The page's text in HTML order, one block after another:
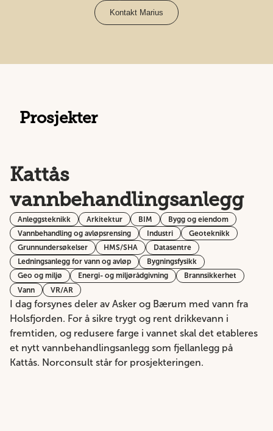
Kontakt Marius
Prosjekter
Kattås
vannbehandlingsanlegg
Anleggsteknikk Arkitektur BIM
Bygg og eiendom
Vannbehandling og avløpsrensing
Industri
Geoteknikk
Grunnundersøkelser
HMS/SHA
Datasentre
Ledningsanlegg for vann og avløp
Bygningsfysikk
Geo og miljø
Energi- og miljørådgivning
Brannsikkerhet
Vann
VR/AR
I dag forsynes deler av Asker og Bærum med vann fra
Holsfjorden. For å sikre trygt og rent drikkevann i
fremtiden, og redusere farge i vannet skal det etableres
et nytt vannbehandlingsanlegg som fjellanlegg på
Kattås. Norconsult står for prosjekteringen.